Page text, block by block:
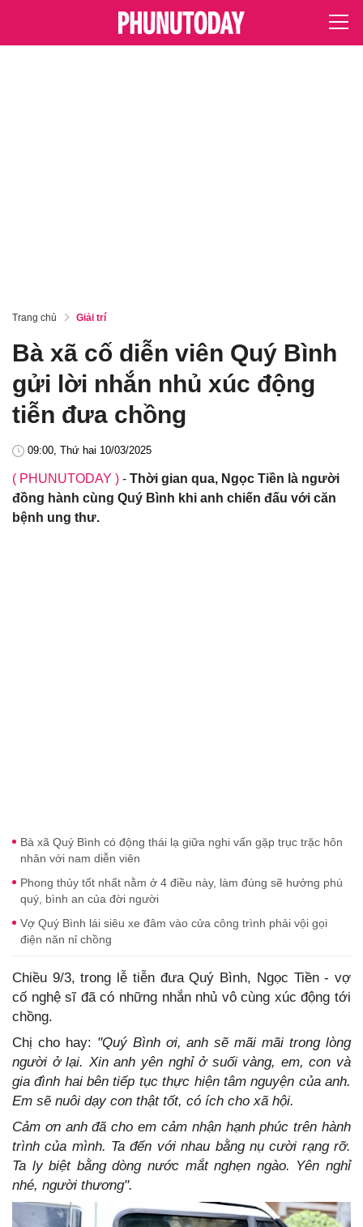
Trang chủ Giải trí
Bà xã cố diễn viên Quý Bình
gửi lời nhắn nhủ xúc động
tiễn đưa chồng
09:00, Thứ hai 10/03/2025
( PHUNUTODAY ) - Thời gian qua, Ngọc Tiền là người
đồng hành cùng Quý Bình khi anh chiến đấu với căn
bệnh ung thư.
Bà xã Quý Bình có động thái lạ giữa nghi vấn gặp trục trặc hôn
nhân với nam diễn viên
Phong thủy tốt nhất nằm ở 4 điều này, làm đúng sẽ hưởng phú
quý, bình an của đời người
Vợ Quý Bình lái siêu xe đâm vào cửa công trình phải vội gọi
điện năn nỉ chồng
Chiều 9/3, trong lễ tiễn đưa Quý Bình, Ngọc Tiền - vợ
cố nghệ sĩ đã có những nhắn nhủ vô cùng xúc động tới
chồng.
Chị cho hay: "Quý Bình ơi, anh sẽ mãi mãi trong lòng
người ở lại. Xin anh yên nghỉ ở suối vàng, em, con và
gia đình hai bên tiếp tục thực hiện tâm nguyện của anh.
Em sẽ nuôi dạy con thật tốt, có ích cho xã hội.
Cảm ơn anh đã cho em cảm nhận hạnh phúc trên hành
trình của mình. Ta đến với nhau bằng nụ cười rạng rỡ.
Ta ly biệt bằng dòng nước mắt nghẹn ngào. Yên nghỉ
nhé, người thương".